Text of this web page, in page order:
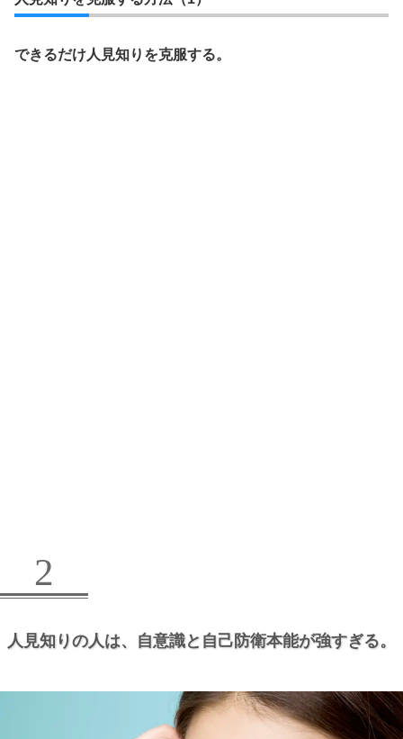
できるだけ人見知りを克服する。
2
人見知りの人は、 自意識と自己防衛本能が強すぎる。